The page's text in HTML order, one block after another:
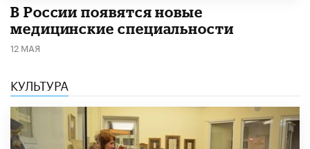
В России появятся новые
медицинские специальности
12 МАЯ
КУЛЬТУРА